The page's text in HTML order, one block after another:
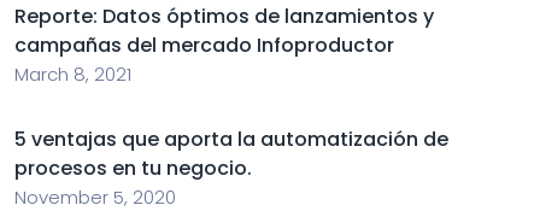
Reporte: Datos óptimos de lanzamientos y
campañas del mercado Infoproductor
March 8, 2021
5 ventajas que aporta la automatización de
procesos en tu negocio.
November 5, 2020